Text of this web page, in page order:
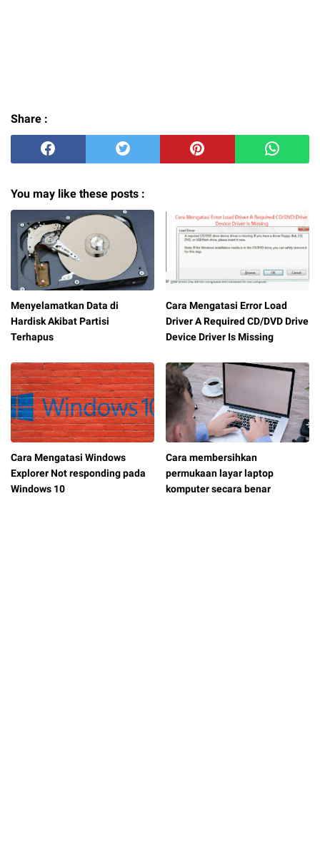
Share :
You may like these posts :
Menyelamatkan Data di
Hardisk Akibat Partisi
Terhapus
Cara Mengatasi Error Load
Driver A Required CD/DVD Drive
Device Driver Is Missing
Cara Mengatasi Windows
Explorer Not responding pada
Windows 10
Cara membersihkan
permukaan layar laptop
komputer secara benar